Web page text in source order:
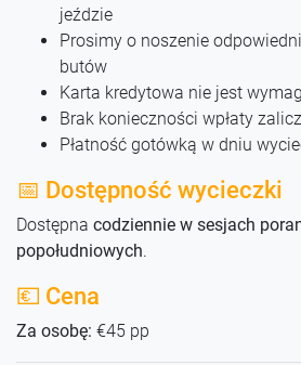
jeździe
Prosimy o noszenie
butów
Karta kredytowa nie jest
Brak konieczności wpłaty
Płatność gotówką w dniu
📅 Dostępność wycieczki
Dostępna codziennie w sesjach
popołudniowych.
💶 Cena
Za osobę: €45 pp